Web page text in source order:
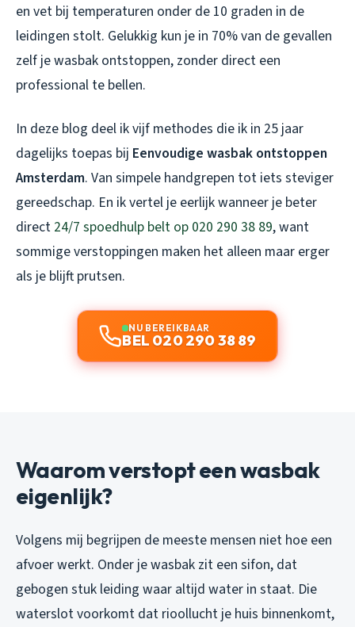
en vet bij temperaturen onder de 10 graden in de
leidingen stolt. Gelukkig kun je in 70% van de gevallen
zelf je wasbak ontstoppen, zonder direct een
professional te bellen.
In deze blog deel ik vijf methodes die ik in 25 jaar
dagelijks toepas bij Eenvoudige wasbak ontstoppen
Amsterdam. Van simpele handgrepen tot iets steviger
gereedschap. En ik vertel je eerlijk wanneer je beter
direct 24/7 spoedhulp belt op 020 290 38 89, want
sommige verstoppingen maken het alleen maar erger
als je blijft prutsen.
NU BEREIKBAAR
BEL 020 290 38 89
Waarom verstopt een wasbak
eigenlijk?
Volgens mij begrijpen de meeste mensen niet hoe een
afvoer werkt. Onder je wasbak zit een sifon, dat
gebogen stuk leiding waar altijd water in staat. Die
waterslot voorkomt dat rioollucht je huis binnenkomt,